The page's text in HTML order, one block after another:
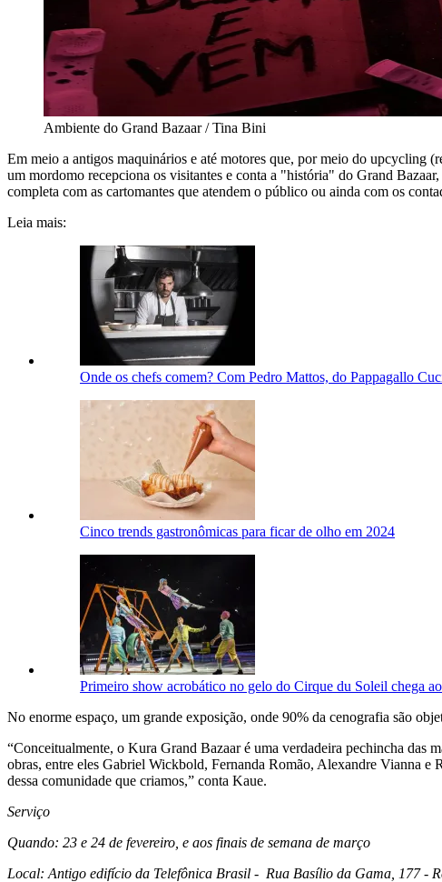
Ambiente do Grand Bazaar / Tina Bini
Em meio a antigos maquinários e até motores que, por meio do upcycling
um mordomo recepciona os visitantes e conta a "história" do Grand
completa com as cartomantes que atendem o público ou ainda com os
Leia mais:
Onde os chefs comem? Com Pedro Mattos, do Pappagallo
Cinco trends gastronômicas para ficar de olho em 2024
Primeiro show acrobático no gelo do Cirque du Soleil chega
No enorme espaço, um grande exposição, onde 90% da cenografia são
“Conceitualmente, o Kura Grand Bazaar é uma verdadeira pechincha das
obras, entre eles Gabriel Wickbold, Fernanda Romão, Alexandre Vianna e
dessa comunidade que criamos,” conta Kaue.
Serviço
Quando: 23 e 24 de fevereiro, e aos finais de semana de março
Local: Antigo edifício da Telefônica Brasil - Rua Basílio da Gama, 177 -